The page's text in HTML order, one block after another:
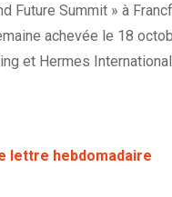
Future Summit » à
achevée le 18
et Hermes International
lettre hebdomadaire